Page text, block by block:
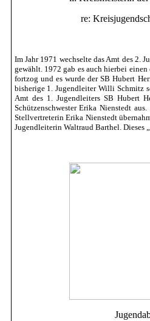
re:
Im Jahr 1971 wechselte das Amt des 2.
gewählt. 1972 gab es auch hierbei
fortzog und es wurde der SB Hubert
bisherige 1. Jugendleiter Willi Schmitz
Amt des 1. Jugendleiters SB Hubert
Schützenschwester Erika Nienstedt
Stellvertreterin Erika Nienstedt
Jugendleiterin Waltraud Barthel. Dieses